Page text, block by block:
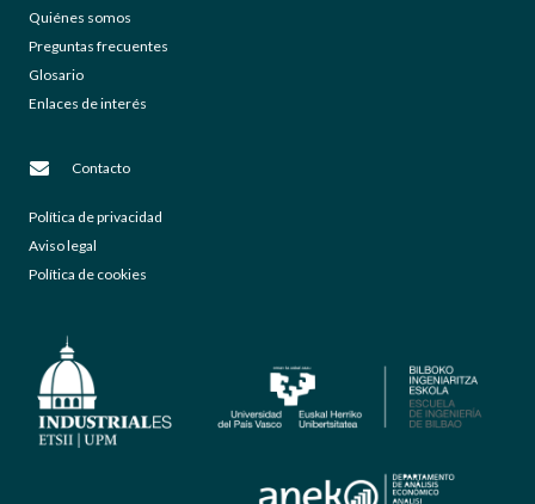
Quiénes somos
Preguntas frecuentes
Glosario
Enlaces de interés
Contacto
Política de privacidad
Aviso legal
Política de cookies